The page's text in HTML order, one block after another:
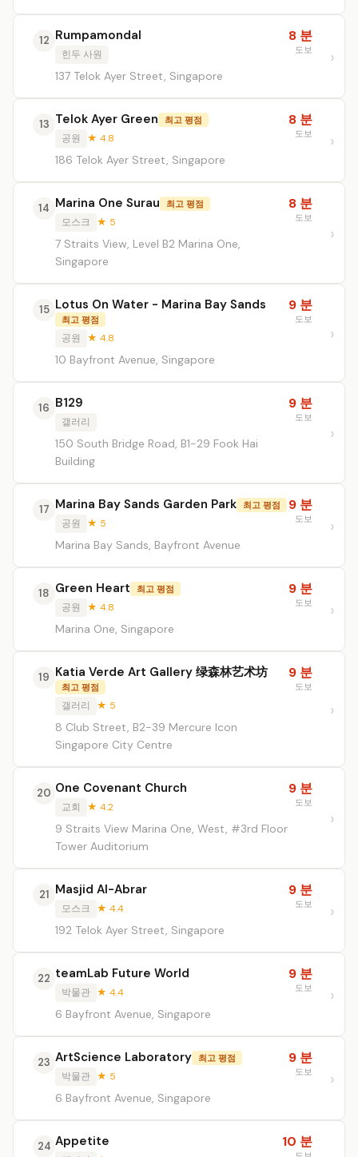
12 Rumpamondal
힌두 사원
137 Telok Ayer Street, Singapore
8 분
도보
13 Telok Ayer Green 최고 평점
공원 ★ 4.8
186 Telok Ayer Street, Singapore
8 분
도보
14 Marina One Surau 최고 평점
모스크 ★ 5
7 Straits View, Level B2 Marina One,
Singapore
8 분
도보
15 Lotus On Water - Marina Bay Sands
최고 평점
공원 ★ 4.8
10 Bayfront Avenue, Singapore
9 분
도보
16 B129
갤러리
150 South Bridge Road, B1-29 Fook Hai
Building
9 분
도보
17 Marina Bay Sands Garden Park 최고 평점
공원 ★ 5
Marina Bay Sands, Bayfront Avenue
9 분
도보
18 Green Heart 최고 평점
공원 ★ 4.8
Marina One, Singapore
9 분
도보
19 Katia Verde Art Gallery 绿森林艺术坊
최고 평점
갤러리 ★ 5
8 Club Street, B2-39 Mercure Icon
Singapore City Centre
9 분
도보
20 One Covenant Church
교회 ★ 4.2
9 Straits View Marina One, West, #3rd Floor
Tower Auditorium
9 분
도보
21 Masjid Al-Abrar
모스크 ★ 4.4
192 Telok Ayer Street, Singapore
9 분
도보
22 teamLab Future World
박물관 ★ 4.4
6 Bayfront Avenue, Singapore
9 분
도보
23 ArtScience Laboratory 최고 평점
박물관 ★ 5
6 Bayfront Avenue, Singapore
9 분
도보
24 Appetite 10 분